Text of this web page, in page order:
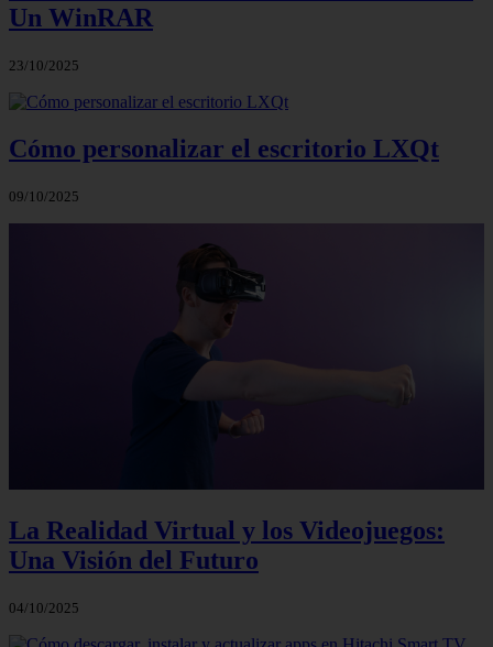
Un WinRAR
23/10/2025
Cómo personalizar el escritorio LXQt
09/10/2025
La Realidad Virtual y los Videojuegos:
Una Visión del Futuro
04/10/2025